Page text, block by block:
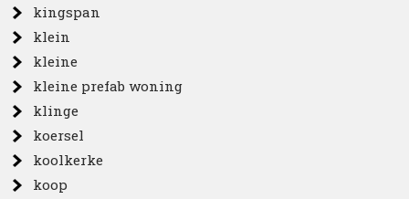
kingspan
klein
kleine
kleine prefab woning
klinge
koersel
koolkerke
koop